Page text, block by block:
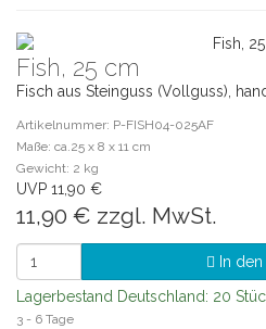
Fish, 25 cm
Fisch aus Steinguss (Vollguss),
Artikelnummer: P-FISH04-025AF
Maße: ca.25 x 8 x 11 cm
Gewicht: 2 kg
UVP 11,90 €
11,90 € zzgl. MwSt.
In
Lagerbestand Deutschland: 20
3 - 6 Tage